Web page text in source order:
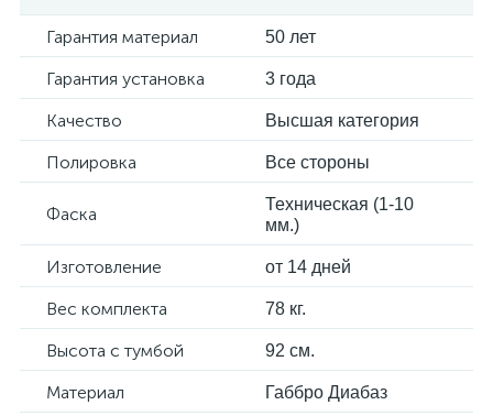
Гарантия материал 50 лет
Гарантия установка 3 года
Качество Высшая категория
Полировка Все стороны
Фаска
Техническая (1-10
мм.)
Изготовление от 14 дней
Вес комплекта 78 кг.
Высота с тумбой 92 см.
Материал Габбро Диабаз